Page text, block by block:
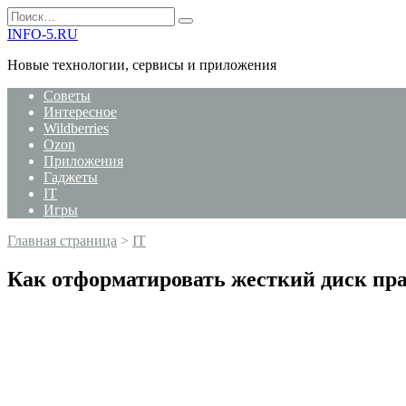
Перейти
к
Search
for:
INFO-5.RU
Новые технологии, сервисы и приложения
Советы
Интересное
Wildberries
Ozon
Приложения
Гаджеты
IT
Игры
Главная страница > IT
Как отформатировать жесткий диск